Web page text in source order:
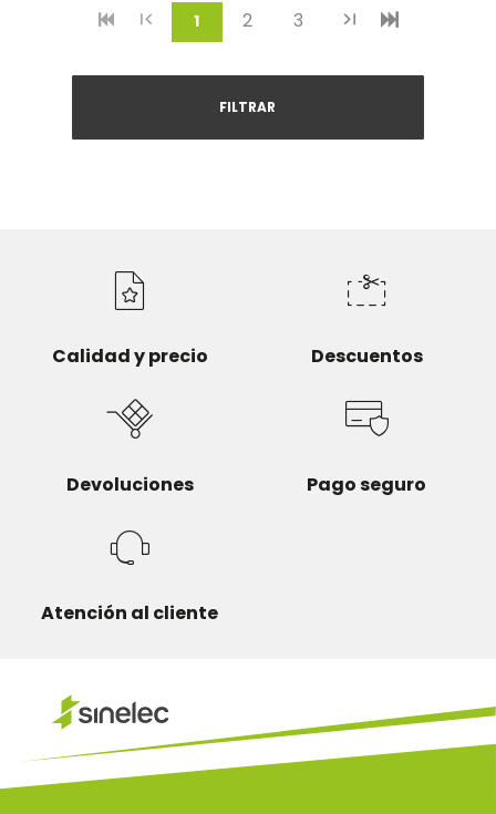
1(current)
2 3
FILTRAR
Calidad y precio Descuentos
Devoluciones Pago seguro
Atención al cliente